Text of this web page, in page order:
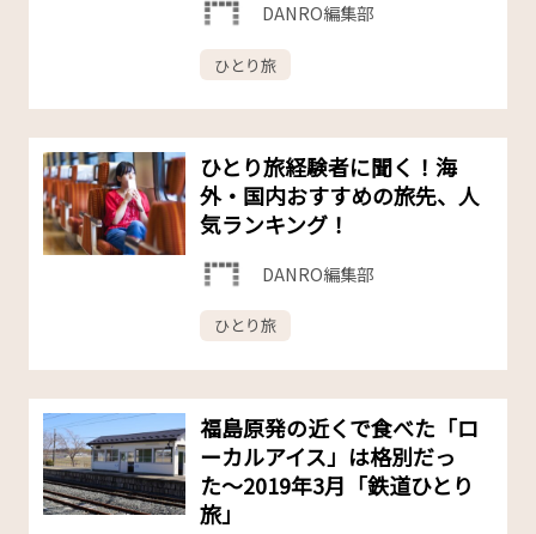
DANRO編集部
ひとり旅
ひとり旅経験者に聞く！海
外・国内おすすめの旅先、人
気ランキング！
DANRO編集部
ひとり旅
福島原発の近くで食べた「ロ
ーカルアイス」は格別だっ
た〜2019年3月「鉄道ひとり
旅」